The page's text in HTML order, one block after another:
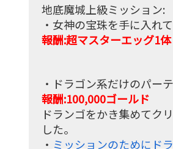
地底魔城上級ミッション:
・女神の宝珠を手に入れ
報酬:超マスターエッグ1体
・ドラゴン系だけのパー
報酬:100,000ゴールド
ドランゴをかき集めてク
した。
・ ミッションのためにド